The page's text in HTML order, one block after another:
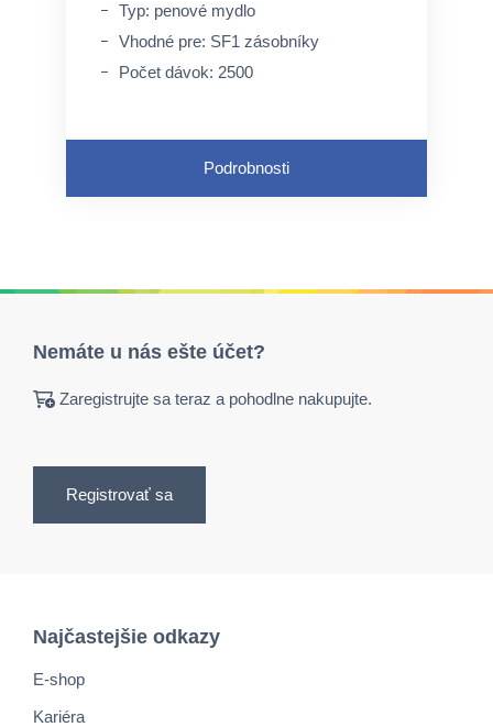
Typ: penové mydlo
Vhodné pre: SF1 zásobníky
Počet dávok: 2500
Podrobnosti
Nemáte u nás ešte účet?
Zaregistrujte sa teraz a pohodlne nakupujte.
Registrovať sa
Najčastejšie odkazy
E-shop
Kariéra